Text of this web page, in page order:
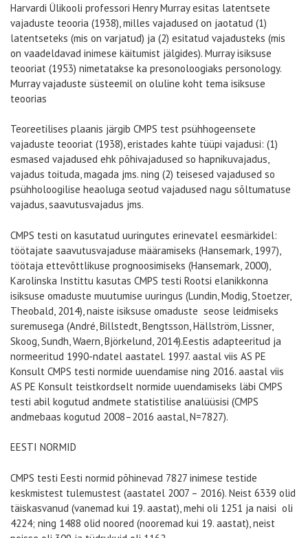
Harvardi Ülikooli professori Henry Murray esitas latentsete
vajaduste teooria (1938), milles vajadused on jaotatud (1)
latentseteks (mis on varjatud) ja (2) esitatud vajadusteks (mis
on vaadeldavad inimese käitumist jälgides). Murray isiksuse
teooriat (1953) nimetatakse ka presonoloogiaks personology.
Murray vajaduste süsteemil on oluline koht tema isiksuse
teoorias
Teoreetilises plaanis järgib CMPS test psühhogeensete
vajaduste teooriat (1938), eristades kahte tüüpi vajadusi: (1)
esmased vajadused ehk põhivajadused so hapnikuvajadus,
vajadus toituda, magada jms. ning (2) teisesed vajadused so
psühholoogilise heaoluga seotud vajadused nagu sõltumatuse
vajadus, saavutusvajadus jms.
CMPS testi on kasutatud uuringutes erinevatel eesmärkidel:
töötajate saavutusvajaduse määramiseks (Hansemark, 1997),
töötaja ettevõttlikuse prognoosimiseks (Hansemark, 2000),
Karolinska Instittu kasutas CMPS testi Rootsi elanikkonna
isiksuse omaduste muutumise uuringus (Lundin, Modig, Stoetzer,
Theobald, 2014), naiste isiksuse omaduste seose leidmiseks
suremusega (André, Billstedt, Bengtsson, Hällström, Lissner,
Skoog, Sundh, Waern, Björkelund, 2014).Eestis adapteeritud ja
normeeritud 1990-ndatel aastatel. 1997. aastal viis AS PE
Konsult CMPS testi normide uuendamise ning 2016. aastal viis
AS PE Konsult teistkordselt normide uuendamiseks läbi CMPS
testi abil kogutud andmete statistilise analüüsisi (CMPS
andmebaas kogutud 2008–2016 aastal, N=7827).
EESTI NORMID
CMPS testi Eesti normid põhinevad 7827 inimese testide
keskmistest tulemustest (aastatel 2007 – 2016). Neist 6339 olid
täiskasvanud (vanemad kui 19. aastat), mehi oli 1251 ja naisi oli
4224; ning 1488 olid noored (nooremad kui 19. aastat), neist